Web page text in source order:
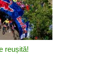
reușită!